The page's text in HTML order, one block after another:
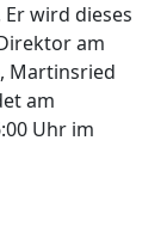
wird dieses
am
Martinsried
am
Uhr im